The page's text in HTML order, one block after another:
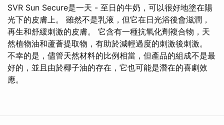
SVR Sun Secure是一天 - 至日的牛奶，可以很好地塗在陽
光下的皮膚上。 雖然不是乳液，但它在日光浴後會滋潤，
再生和舒緩刺激的皮膚。 它含有一種抗氧化劑複合物，天
然植物油和蘆薈提取物，有助於減輕過度的刺激後刺激。
不幸的是，儘管天然材料的比例相當，但產品的組成不是最
好的，並且由於椰子油的存在，它也可能是潛在的喜劇效
應。